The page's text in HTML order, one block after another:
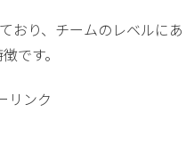
おり、チームのレベルにあ
です。
リンク